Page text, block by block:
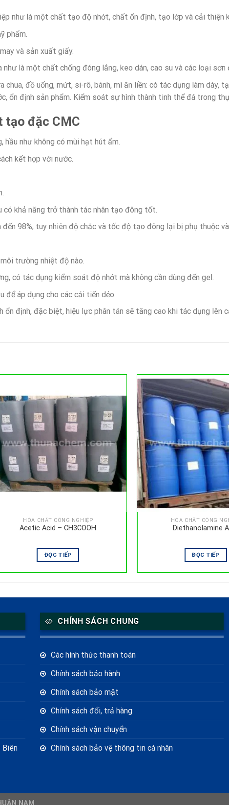
như là một chất tạo độ nhớt, chất ổn định, tạo lớp và cải thiện
phẩm.
và sản xuất giấy.
là một chất chống đóng lắng, keo dán, cao su và các loại sơn
đồ uống, mứt, si-rô, bánh, mì ăn liền: có tác dụng làm dày,
ổn định sản phẩm. Kiểm soát sự hình thành tinh thể đá trong
tạo đặc CMC
hầu như không có mùi hạt hút ẩm.
kết hợp với nước.
khả năng trở thành tác nhân tạo đông tốt.
98%, tuy nhiên độ chắc và tốc độ tạo đông lại bị phụ thuộc
trường nhiệt độ nào.
có tác dụng kiểm soát độ nhớt mà không cần dùng đến gel.
để áp dụng cho các cải tiến dẻo.
ổn định, đặc biệt, hiệu lực phân tán sẽ tăng cao khi tác dụng lên
HÓA CHẤT CÔNG NGHIỆP
Acetic Acid – CH3COOH
ĐỌC TIẾP
HÓA CHẤT CÔNG
Diethanolamine
ĐỌC TIẾP
Biên
CHÍNH SÁCH CHUNG
Các hình thức thanh toán
Chính sách bảo hành
Chính sách bảo mật
Chính sách đổi, trả hàng
Chính sách vận chuyển
Chính sách bảo vệ thông tin cá nhân
NAM